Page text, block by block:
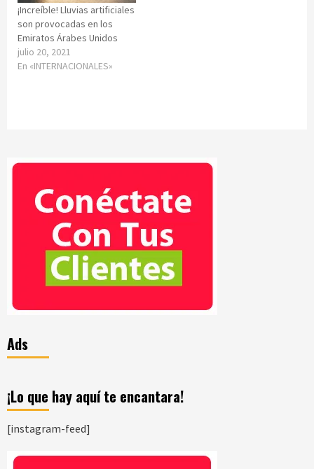
¡Increíble! Lluvias artificiales
son provocadas en los
Emiratos Árabes Unidos
julio 20, 2021
En «INTERNACIONALES»
Ads
¡Lo que hay aquí te encantara!
[instagram-feed]